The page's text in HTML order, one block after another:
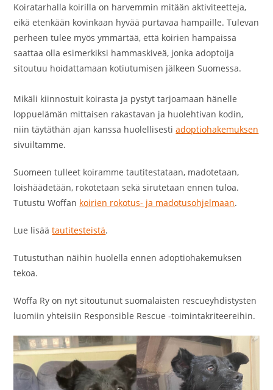
Koiratarhalla koirilla on harvemmin mitään aktiviteetteja,
eikä etenkään kovinkaan hyvää purtavaa hampaille. Tulevan
perheen tulee myös ymmärtää, että koirien hampaissa
saattaa olla esimerkiksi hammaskiveä, jonka adoptoija
sitoutuu hoidattamaan kotiutumisen jälkeen Suomessa.
Mikäli kiinnostuit koirasta ja pystyt tarjoamaan hänelle
loppuelämän mittaisen rakastavan ja huolehtivan kodin,
niin täytäthän ajan kanssa huolellisestiadoptiohakemuksen
sivuiltamme.
Suomeen tulleet koiramme tautitestataan, madotetaan,
loishäädetään, rokotetaan sekä sirutetaan ennen tuloa.
Tutustu Woffan koirien rokotus- ja madotusohjelmaan.
Lue lisäätautitesteistä.
Tutustuthan näihin huolella ennen adoptiohakemuksen
tekoa.
Woffa Ry on nyt sitoutunut suomalaisten rescueyhdistysten
luomiin yhteisiin Responsible Rescue -toimintakriteereihin.